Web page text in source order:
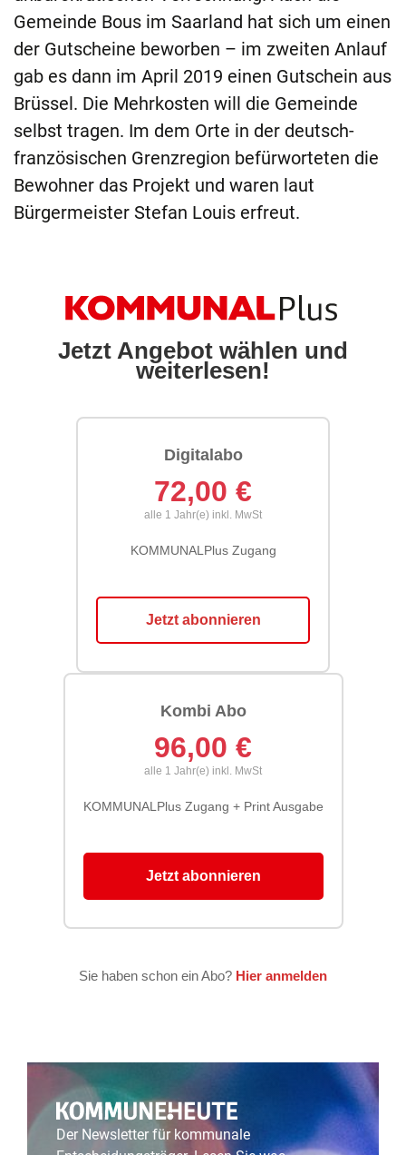
Gemeinde Bous im Saarland hat sich um einen
der Gutscheine beworben – im zweiten Anlauf
gab es dann im April 2019 einen Gutschein aus
Brüssel. Die Mehrkosten will die Gemeinde
selbst tragen. Im dem Orte in der deutsch-
französischen Grenzregion befürworteten die
Bewohner das Projekt und waren laut
Bürgermeister Stefan Louis erfreut.
Der Newsletter für kommunale